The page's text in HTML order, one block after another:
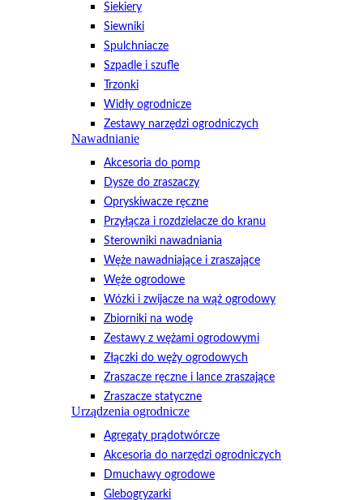
Siekiery
Siewniki
Spulchniacze
Szpadle i szufle
Trzonki
Widły ogrodnicze
Zestawy narzędzi ogrodniczych
Nawadnianie
Akcesoria do pomp
Dysze do zraszaczy
Opryskiwacze ręczne
Przyłącza i rozdzielacze do kranu
Sterowniki nawadniania
Węże nawadniające i zraszające
Węże ogrodowe
Wózki i zwijacze na wąż ogrodowy
Zbiorniki na wodę
Zestawy z wężami ogrodowymi
Złączki do węży ogrodowych
Zraszacze ręczne i lance zraszające
Zraszacze statyczne
Urządzenia ogrodnicze
Agregaty prądotwórcze
Akcesoria do narzędzi ogrodniczych
Dmuchawy ogrodowe
Glebogryzarki